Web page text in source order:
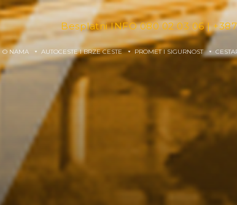
Besplatni INFO080 02 03 06|
O NAMA AUTOCESTE I BRZE CESTE PROMET I SIGURNOST